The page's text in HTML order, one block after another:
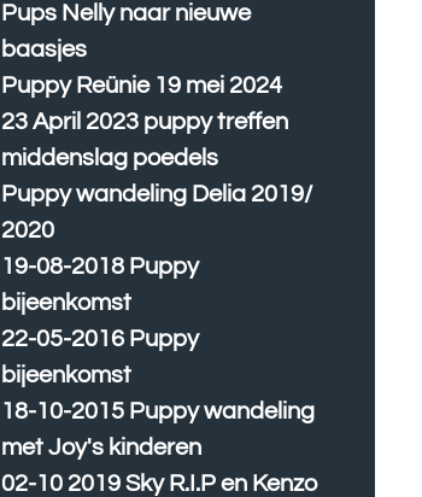
Pups Nelly naar nieuwe
baasjes
Puppy Reünie 19 mei 2024
23 April 2023 puppy treffen
middenslag poedels
Puppy wandeling Delia 2019/
2020
19-08-2018 Puppy
bijeenkomst
22-05-2016 Puppy
bijeenkomst
18-10-2015 Puppy wandeling
met Joy's kinderen
02-10 2019 Sky R.I.P en Kenzo